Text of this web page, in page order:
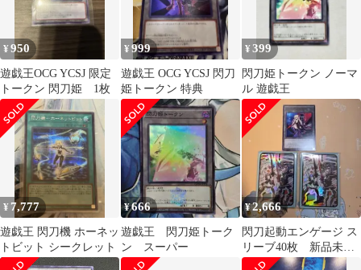
¥950
遊戯王OCG YCSJ 限定
トークン 閃刀姫 1枚
¥999
遊戯王 OCG YCSJ 閃刀
姫トークン 特典
¥399
閃刀姫トークン ノーマ
ル 遊戯王
¥ 7,777
遊戯王 閃刀機 ホーネッ
トビット シークレット
¥666
遊戯王 閃刀姫トーク
ン スーパー
¥2,666
閃刀起動エンゲージ ス
リーブ40枚 新品未開
封 ycsj 2026大阪トーク